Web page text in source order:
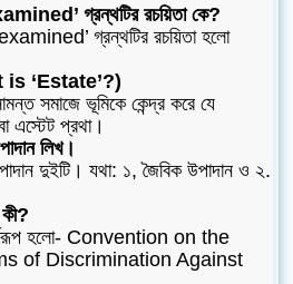
গ্রন্থটির রচয়িতা কে?
গ্রন্থটির রচয়িতা হলো
is ‘Estate’?)
সমাজে ভূমিকে কেন্দ্র করে যে
এস্টেট প্রথা।
লিখ।
দুইটি। যথা: ১, জৈবিক উপাদান ও ২.
হলো- Convention on the
of Discrimination Against